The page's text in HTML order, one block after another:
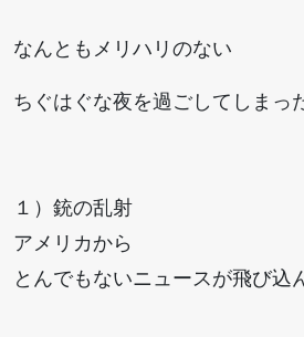
なんともメリハリのない
ちぐはぐな夜を過ごしてしまっ
１）銃の乱射
アメリカから
とんでもないニュースが飛び込